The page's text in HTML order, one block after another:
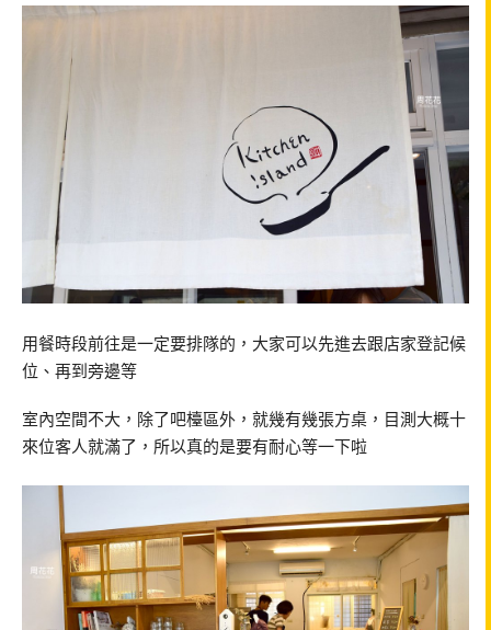
用餐時段前往是一定要排隊的，大家可以先進去跟店家登記候
位、再到旁邊等
室內空間不大，除了吧檯區外，就幾有幾張方桌，目測大概十
來位客人就滿了，所以真的是要有耐心等一下啦